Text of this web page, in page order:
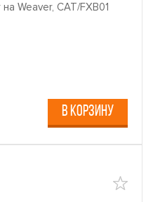
Weaver, CAT/FXB01
В КОРЗИНУ